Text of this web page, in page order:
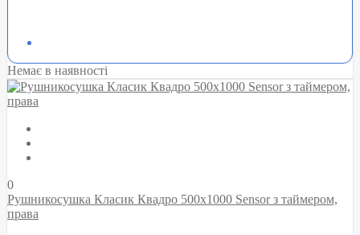
Немає в наявності
0
Рушникосушка Класик Квадро 500х1000 Sensor з таймером,
права